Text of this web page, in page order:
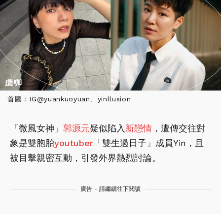
首圖：IG@yuankuoyuan、yinllusion
「微風女神」 郭源元疑似陷入 新戀情 ，遭傳交往對
象是雙胞胎youtuber 「雙生過日子」成員Yin，且
被目擊親密互動，引發外界熱烈討論。
廣告 - 請繼續往下閱讀